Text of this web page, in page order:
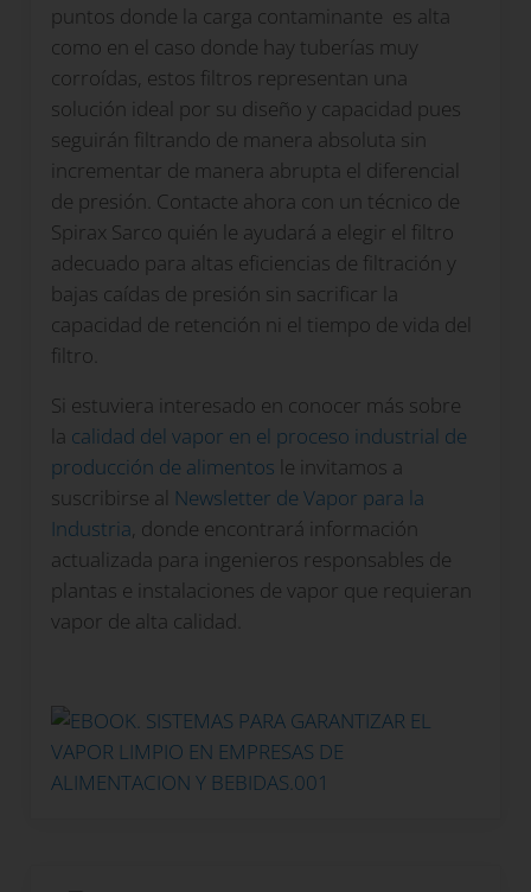
puntos donde la carga contaminante es alta
como en el caso donde hay tuberías muy
corroídas, estos filtros representan una
solución ideal por su diseño y capacidad pues
seguirán filtrando de manera absoluta sin
incrementar de manera abrupta el diferencial
de presión. Contacte ahora con un técnico de
Spirax Sarco quién le ayudará a elegir el filtro
adecuado para altas eficiencias de filtración y
bajas caídas de presión sin sacrificar la
capacidad de retención ni el tiempo de vida del
filtro.
Si estuviera interesado en conocer más sobre
la calidad del vapor en el proceso industrial de
producción de alimentos le invitamos a
suscribirse al Newsletter de Vapor para la
Industria, donde encontrará información
actualizada para ingenieros responsables de
plantas e instalaciones de vapor que requieran
vapor de alta calidad.